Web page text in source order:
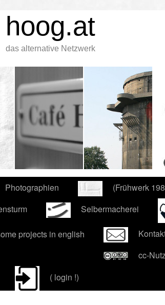
hoog.at
das alternative Netzwerk
Photographien
(Frühwerk
Selbermacherei
projects in english
cc-
( login !)